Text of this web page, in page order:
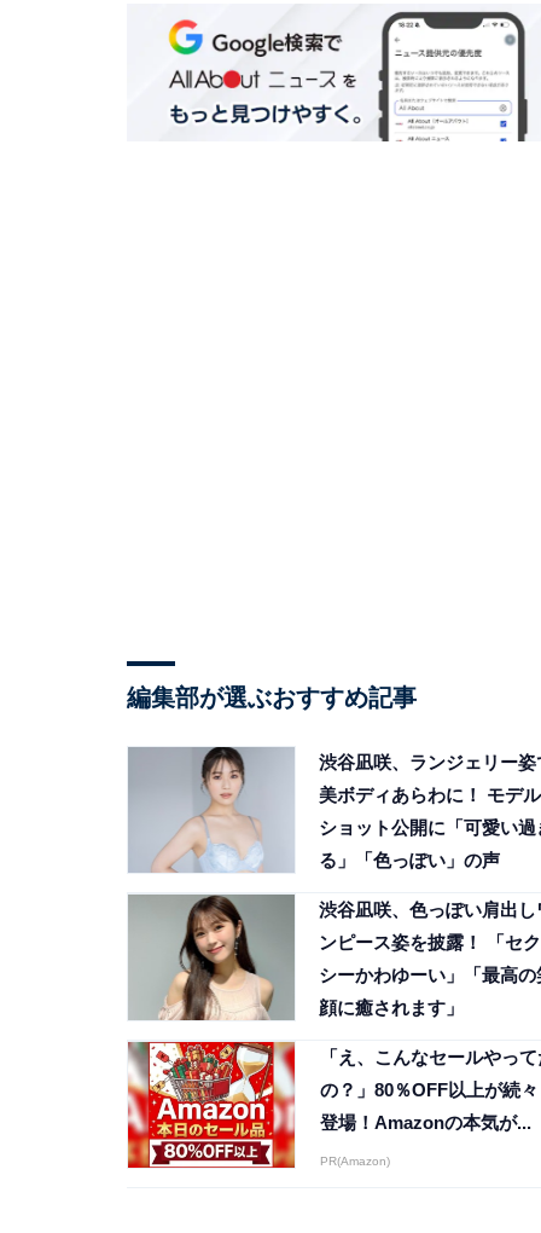
編集部が選ぶおすすめ記事
渋谷凪咲、ランジェリー姿
美ボディあらわに！ モデル
ショット公開に「可愛い過
る」「色っぽい」の声
渋谷凪咲、色っぽい肩出し
ンピース姿を披露！ 「セク
シーかわゆーい」「最高の
顔に癒されます」
「え、こんなセールやって
の？」80％OFF以上が続々
登場！Amazonの本気が...
PR(Amazon)